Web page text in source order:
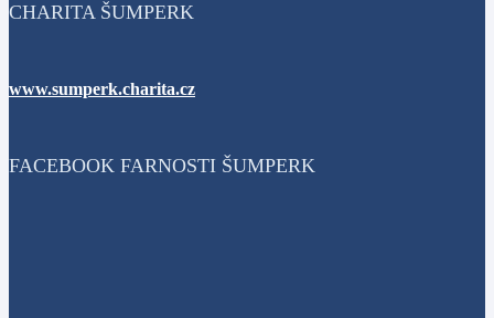
CHARITA ŠUMPERK
www.sumperk.charita.cz
FACEBOOK FARNOSTI ŠUMPERK